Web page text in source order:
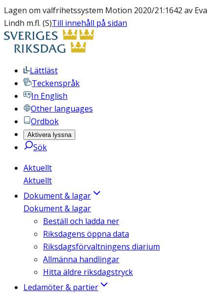
Lagen om valfrihetssystem Motion 2020/21:1642 av Eva
Lindh m.fl. (S)Till innehåll på sidan
Lättläst
Teckenspråk
In English
Other languages
Ordbok
Aktivera lyssna
Sök
Aktuellt
Aktuellt
Dokument & lagar
Dokument & lagar
Beställ och ladda ner
Riksdagens öppna data
Riksdagsförvaltningens diarium
Allmänna handlingar
Hitta äldre riksdagstryck
Ledamöter & partier